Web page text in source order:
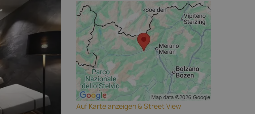
Auf Karte anzeigen & Street View